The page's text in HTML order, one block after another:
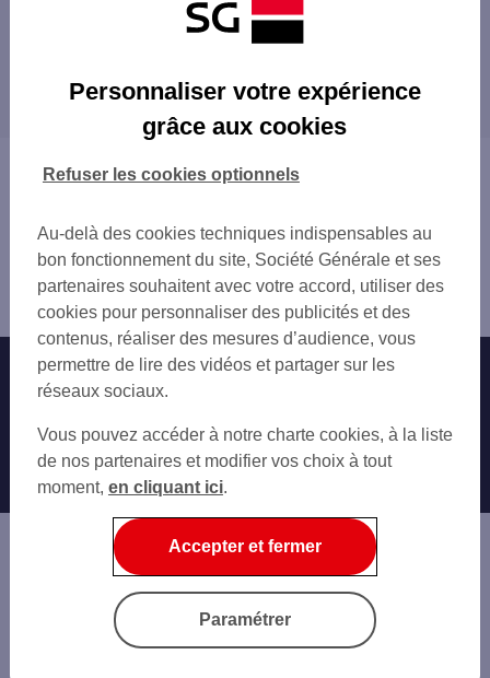
Les agences SG PRO à proximité
proximité
Vous êtes ici : Accueil
Montluçon
Agence MONTLUCON
Nos engagements Nous contacter
Autres sites SG
Professionnels
Entreprises
Associations
Banque privée
Economie Publique
Informations légales
Personnaliser votre expérience
grâce aux cookies
Au-delà des cookies techniques indispensables au
bon fonctionnement du site, Société Générale et ses
partenaires souhaitent avec votre accord, utiliser des
cookies pour personnaliser des publicités et des
contenus, réaliser des mesures d’audience, vous
permettre de lire des vidéos et partager sur les
réseaux sociaux.
Vous pouvez accéder à notre charte cookies, à la liste
de nos partenaires et modifier vos choix à tout
moment, en cliquant ici.
Refuser les cookies optionnels
Accepter et fermer
Paramétrer